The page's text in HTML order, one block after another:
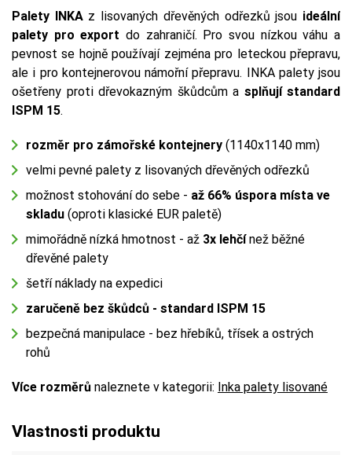
Palety INKAz lisovaných dřevěných odřezků jsou ideální
palety pro export do zahraničí. Pro svou nízkou váhu a
pevnost se hojně používají zejména pro leteckou přepravu,
ale i pro kontejnerovou námořní přepravu. INKA palety jsou
ošetřeny proti dřevokazným škůdcům a splňují standard
ISPM 15.
rozměr pro zámořské kontejnery (1140x1140 mm)
velmi pevné palety z lisovaných dřevěných odřezků
možnost stohování do sebe - až 66% úspora místa ve
skladu (oproti klasické EUR paletě)
mimořádně nízká hmotnost - až 3x lehčínež běžné
dřevěné palety
šetří náklady na expedici
zaručeně bez škůdců - standard ISPM 15
bezpečná manipulace - bez hřebíků, třísek a ostrých
rohů
Více rozměrů naleznete v kategorii: Inka palety lisované
Vlastnosti produktu